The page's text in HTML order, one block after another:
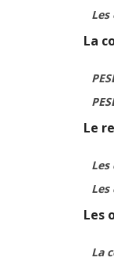
La
Le
Les
Les
La